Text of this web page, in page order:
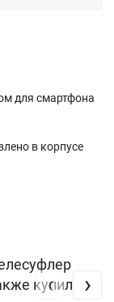
для смартфона
в корпусе
купили
‹ ›